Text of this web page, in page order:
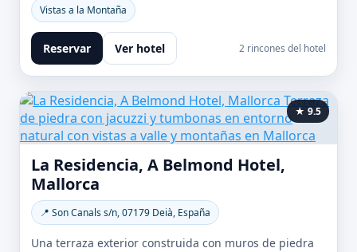
Vistas a la Montaña
Reservar Ver hotel 2 rincones del hotel
★ 9.5
La Residencia, A Belmond Hotel,
Mallorca
📍 Son Canals s/n, 07179 Deià, España
Una terraza exterior construida con muros de piedra